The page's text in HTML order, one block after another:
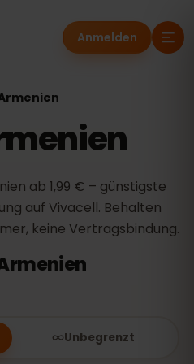
Anmelden
ab 1,99 € – günstigste
auf Vivacell. Behalten
keine Vertragsbindung.
Unbegrenzt